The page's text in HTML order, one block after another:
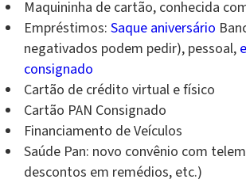
Maquininha de cartão, conhecida
Empréstimos: Saque aniversário
negativados podem pedir), pessoal,
consignado
Cartão de crédito virtual e físico
Cartão PAN Consignado
Financiamento de Veículos
Saúde Pan: novo convênio com
descontos em remédios, etc.)